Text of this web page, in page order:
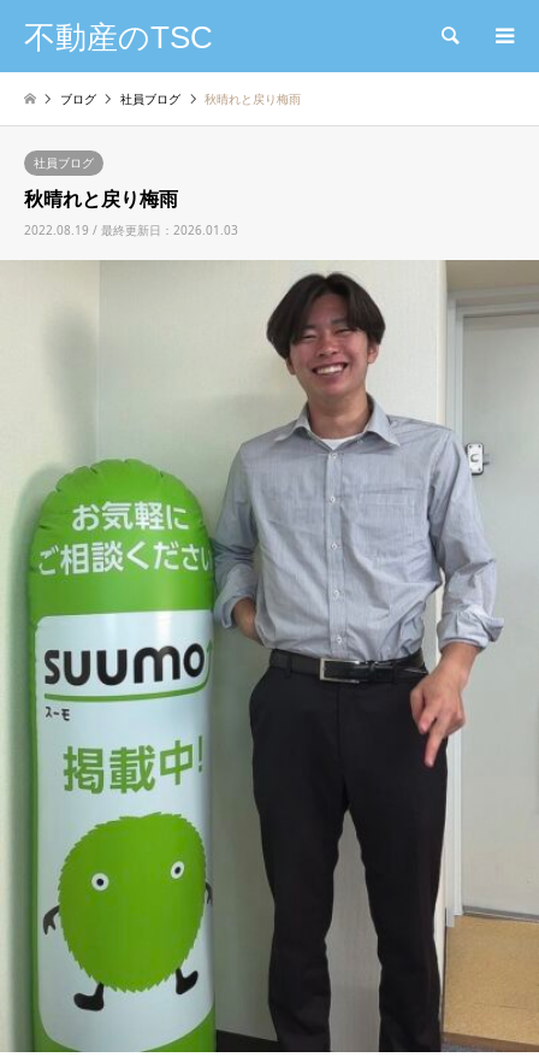
不動産のTSC 検索
ブログ 社員ブログ 秋晴れと戻り梅雨
社員ブログ
秋晴れと戻り梅雨
2022.08.19 / 最終更新日：2026.01.03